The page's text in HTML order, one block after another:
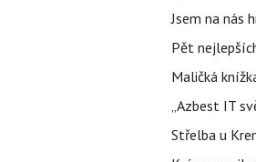
Jsem na nás
Pět
Maličká
„Azbest IT
Střelba u